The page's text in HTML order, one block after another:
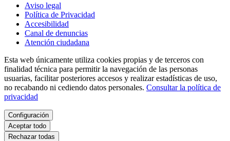
Aviso legal
Política de Privacidad
Accesibilidad
Canal de denuncias
Atención ciudadana
Esta web únicamente utiliza cookies propias y de terceros con
finalidad técnica para permitir la navegación de las personas
usuarias, facilitar posteriores accesos y realizar estadísticas de uso,
no recabando ni cediendo datos personales. Consultar la política de
privacidad
Configuración
Aceptar todo
Rechazar todas